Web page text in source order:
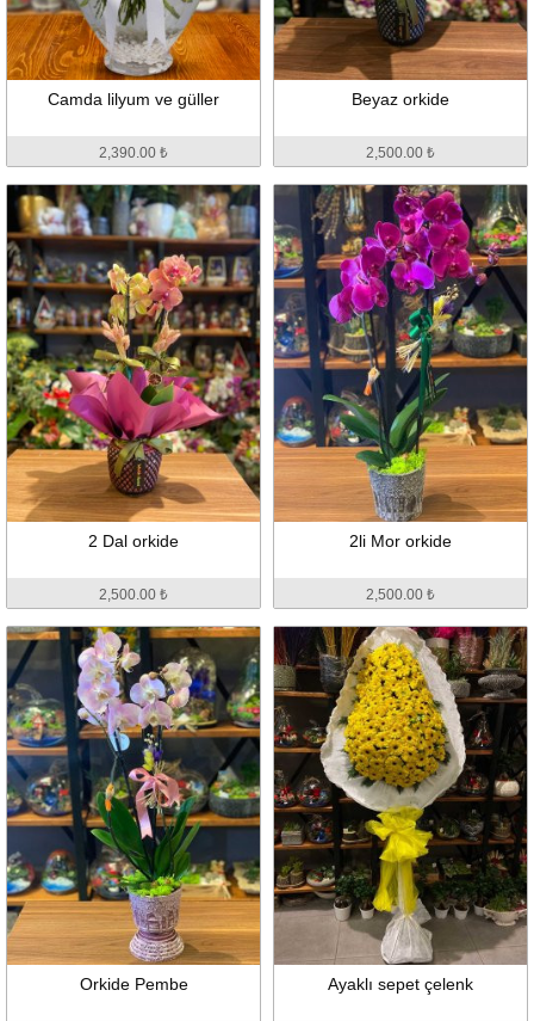
Camda lilyum ve güller
2,390.00 ₺
Beyaz orkide
2,500.00 ₺
2 Dal orkide
2,500.00 ₺
2li Mor orkide
2,500.00 ₺
Orkide Pembe Ayaklı sepet çelenk